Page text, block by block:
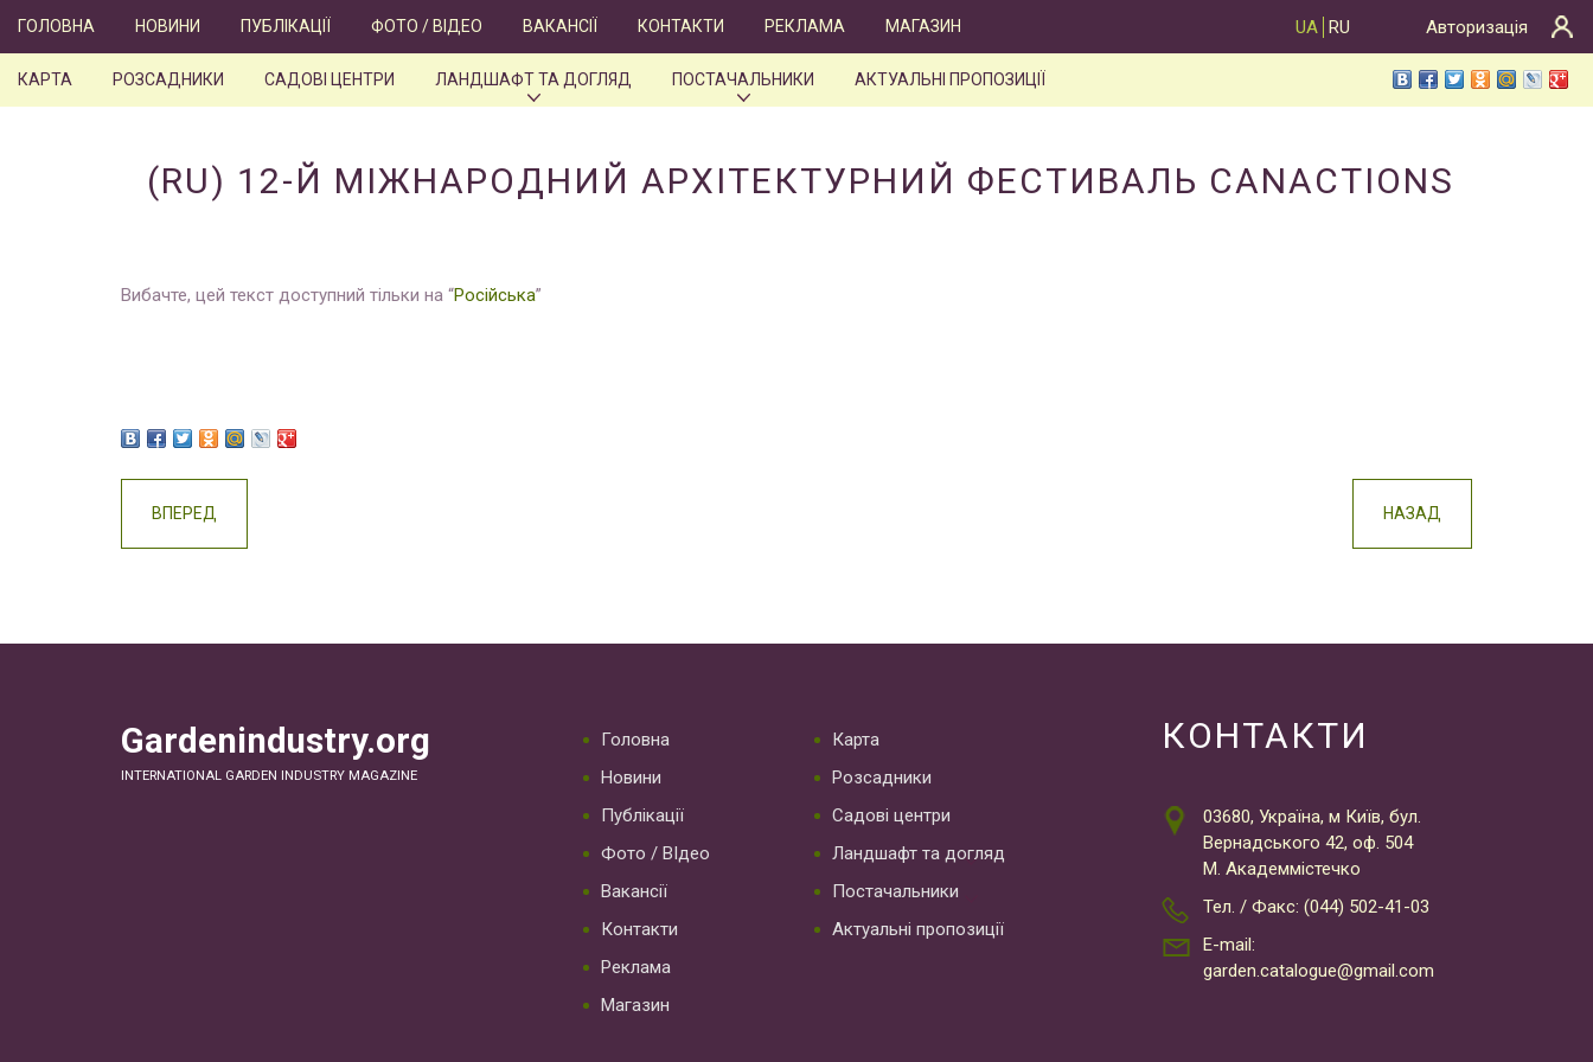
UA RU Авторизація
ГОЛОВНА НОВИНИ ПУБЛІКАЦІЇ ФОТО / ВІДЕО ВАКАНСІЇ КОНТАКТИ РЕКЛАМА МАГАЗИН
КАРТА РОЗСАДНИКИ САДОВІ ЦЕНТРИ ЛАНДШАФТ ТА ДОГЛЯД ПОСТАЧАЛЬНИКИ АКТУАЛЬНІ ПРОПОЗИЦІЇ
(RU) 12-Й МІЖНАРОДНИЙ АРХІТЕКТУРНИЙ ФЕСТИВАЛЬ CANACTIONS
Вибачте, цей текст доступний тільки на “Російська”
ВПЕРЕД НАЗАД
Gardenindustry.org
INTERNATIONAL GARDEN INDUSTRY MAGAZINE
Головна
Новини
Публікації
Фото / ВІдео
Вакансії
Контакти
Реклама
Магазин
Карта
Розсадники
Садові центри
Ландшафт та догляд
Постачальники
Актуальні пропозиції
КОНТАКТИ
03680, Україна, м Київ, бул.
Вернадського 42, оф. 504
М. Академмістечко
Тел. / Факс: (044) 502-41-03
E-mail:
garden.catalogue@gmail.com